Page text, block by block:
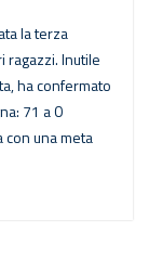
la terza
Inutile
ha confermato
71 a 0
una meta